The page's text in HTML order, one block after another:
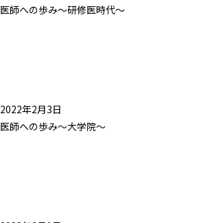
医師への歩み～研修医時代～
2022年2月3日
医師への歩み～大学院～